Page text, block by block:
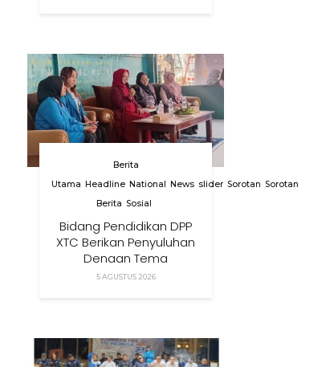
Berita
Utama
Headline National News slider Sorotan Sorotan
Berita Sosial
Bidang Pendidikan DPP
XTC Berikan Penyuluhan
Dengan Tema
Membangun Peran
5 AGUSTUS 2026